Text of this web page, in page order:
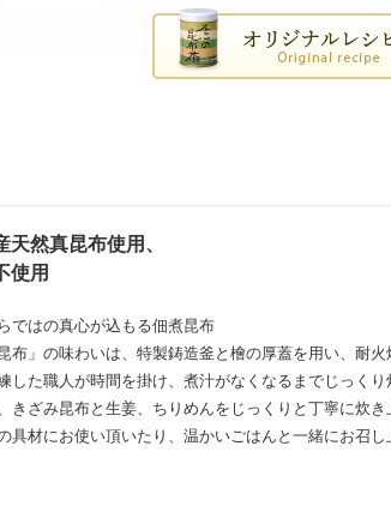
天然真昆布使用、
使用
ではの真心が込もる佃煮昆布
昆布」の味わいは、特製鋳造釜と檜の厚蓋を用い、耐
した職人が時間を掛け、煮汁がなくなるまでじっくり
きざみ昆布と生姜、ちりめんをじっくりと丁寧に炊き
具材にお使い頂いたり、温かいごはんと一緒にお召し